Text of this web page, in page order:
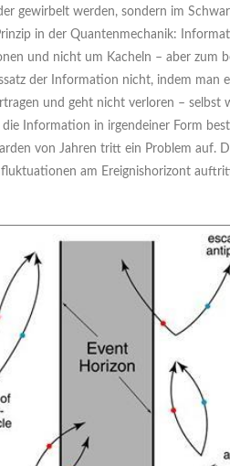
gewirbelt werden, sondern im
in der Quantenmechanik:
und nicht um Kacheln – aber zum
der Information nicht, indem
und geht nicht verloren – selbst
Information in irgendeiner Form
von Jahren tritt ein Problem auf.
am Ereignishorizont